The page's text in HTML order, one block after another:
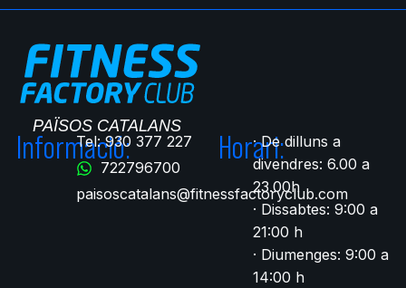
Informació:Tel: 930 377 227
722796700​
paisoscatalans@fitnessfactoryclub.com
Horari:· De dilluns a
divendres: 6.00 a
23.00h
· Dissabtes: 9:00 a
21:00 h
· Diumenges: 9:00 a
14:00 h